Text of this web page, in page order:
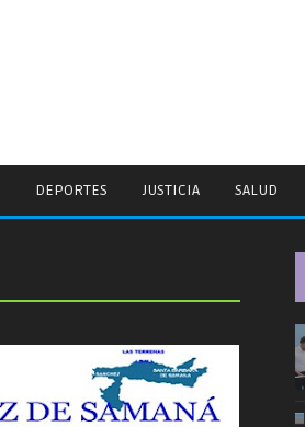
DEPORTES JUSTICIA SALUD